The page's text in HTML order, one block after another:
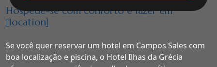
Hospede-se com conforto e lazer em
[location]
Se você quer reservar um hotel em Campos Sales com
boa localização e piscina, o Hotel Ilhas da Grécia